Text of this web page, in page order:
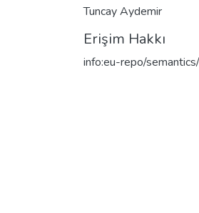
Tuncay Aydemir
Erişim Hakkı
info:eu-repo/